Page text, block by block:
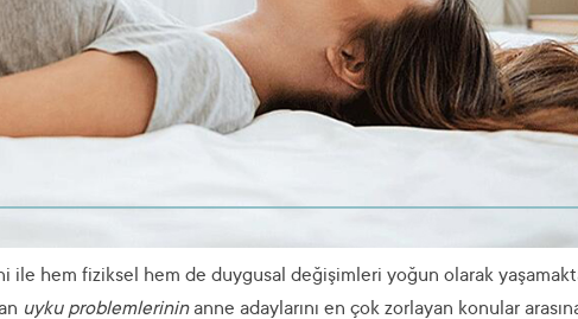
ile hem fiziksel hem de duygusal değişimleri yoğun olarak
uyku problemlerininanne adaylarını en çok zorlayan konular